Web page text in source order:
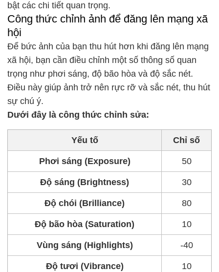
bật các chi tiết quan trọng.
Công thức chỉnh ảnh để đăng lên mạng xã
hội
Để bức ảnh của bạn thu hút hơn khi đăng lên mạng
xã hội, bạn cần điều chỉnh một số thông số quan
trọng như phơi sáng, độ bão hòa và độ sắc nét.
Điều này giúp ảnh trở nên rực rỡ và sắc nét, thu hút
sự chú ý.
Dưới đây là công thức chỉnh sửa:
Yếu tố Chỉ số
Phơi sáng (Exposure) 50
Độ sáng (Brightness) 30
Độ chói (Brilliance) 80
Độ bão hòa (Saturation) 10
Vùng sáng (Highlights) -40
Độ tươi (Vibrance) 10